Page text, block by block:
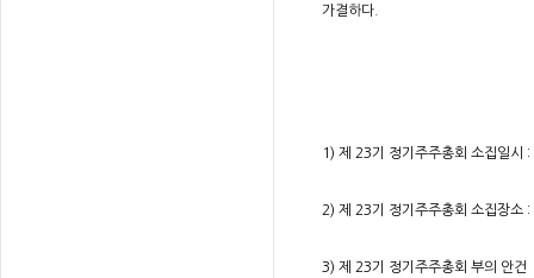
가결하다.
1) 제 23기 정기주주총회 소집일
2) 제 23기 정기주주총회 소집장소
3) 제 23기 정기주주총회 부의 안건